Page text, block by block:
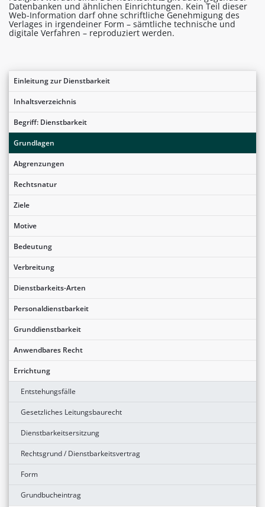
Einleitung zur Dienstbarkeit
Inhaltsverzeichnis
Begriff: Dienstbarkeit
Grundlagen
Abgrenzungen
Rechtsnatur
Ziele
Motive
Bedeutung
Verbreitung
Dienstbarkeits-Arten
Personaldienstbarkeit
Grunddienstbarkeit
Anwendbares Recht
Errichtung
Entstehungsfälle
Gesetzliches Leitungsbaurecht
Dienstbarkeitsersitzung
Rechtsgrund / Dienstbarkeitsvertrag
Form
Grundbucheintrag
Datenbanken und ähnlichen Einrichtungen. Kein Teil dieser
Web-Information darf ohne schriftliche Genehmigung des
Verlages in irgendeiner Form – sämtliche technische und
digitale Verfahren – reproduziert werden.